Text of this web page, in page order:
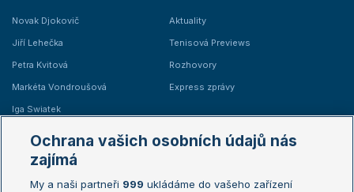
Novak Djokovič
Jiří Lehečka
Petra Kvitová
Markéta Vondroušová
Iga Swiatek
Aktuality
Tenisová Previews
Rozhovory
Express zprávy
Žebříčky
Žebříček ATP (muži)
Australian Open
Ochrana vašich osobních údajů nás
zajímá
My a naši partneři 999 ukládáme do vašeho zařízení